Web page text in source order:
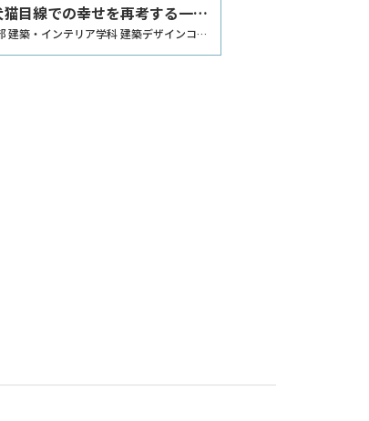
目線での幸せを再考する一時
-
建築・インテリア学科 建築デザインコー